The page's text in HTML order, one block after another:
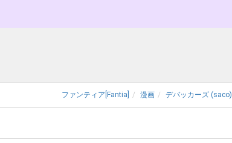
ファンティア[Fantia] 漫画 デバッカーズ (saco)